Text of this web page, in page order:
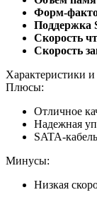
Форм-
Поддержка
Скорость
Скорость
Характеристики
Плюсы:
Отличное
Надежная
SATA-
Минусы:
Низкая